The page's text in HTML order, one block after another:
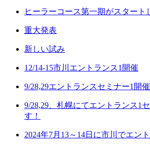
ヒーラーコース第一期がスタート
重大発表
新しい試み
12/14-15市川エントランス1開催
9/28,29エントランスセミナー1開催
9/28,29、札幌にてエントランス1
す！
2024年7月13～14日に市川でエン